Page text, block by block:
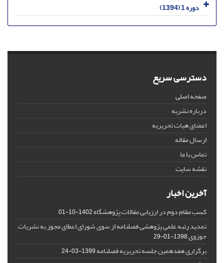
دوره 1 (1394)
دسترسی سریع
صفحه اصلی
درباره نشریه
اعضای هیات تحریریه
ارسال مقاله
تماس با ما
نقشه سایت
آخرین اخبار
کسب مقام دوم در ارزیابی مقالات پژوهشگاه1402-10-01
تمدید رتبه علمی پژوهشی فصلنامه از سوی شورای اعطای مجوز به نشریات
حوزوی1398-01-29
برگزاری هفدهمین جلسه تحریریه فصلنامه1399-03-24